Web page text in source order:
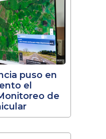
puso en
el
de